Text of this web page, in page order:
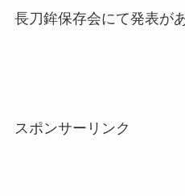
長刀鉾保存会にて発表が
スポンサーリンク